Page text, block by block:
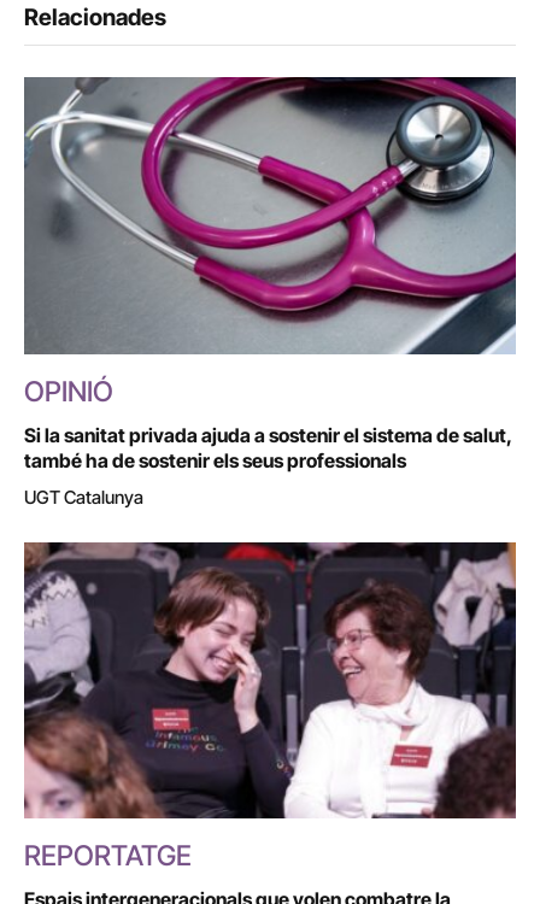
Relacionades
OPINIÓ
Si la sanitat privada ajuda a sostenir el sistema de salut,
també ha de sostenir els seus professionals
UGT Catalunya
REPORTATGE